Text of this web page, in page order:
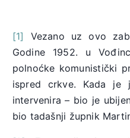
[1]
Vezano uz ovo
Godine 1952. u
polnoćke komunistički
ispred crkve. Kada je
intervenira – bio je
bio tadašnji župnik